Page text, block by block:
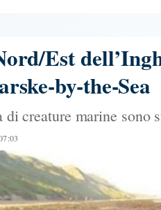
Est
by-the-Sea
creature marine sono